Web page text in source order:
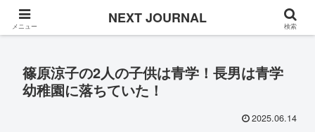
Once in a while
篠原涼子の2人の子供は青学！長男は青学
幼稚園に落ちていた！
2025.06.14
メニュー NEXT JOURNAL 検索